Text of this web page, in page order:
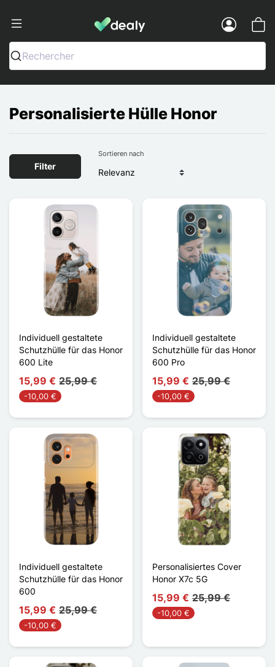
Dealy - Hüllen und Zubehör für
Rechercher
Personalisierte Hülle Honor
Filter
Sortieren nach
Individuell gestaltete
Schutzhülle für das Honor
600 Lite
15,99 € 25,99 €
-10,00 €
Individuell gestaltete
Schutzhülle für das Honor
600 Pro
15,99 € 25,99 €
-10,00 €
Individuell gestaltete
Schutzhülle für das Honor
600
15,99 € 25,99 €
-10,00 €
Personalisiertes Cover
Honor X7c 5G
15,99 € 25,99 €
-10,00 €